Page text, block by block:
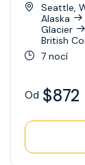
Seattle,
Alaska
Glacier
British
7 nocí
Od $872